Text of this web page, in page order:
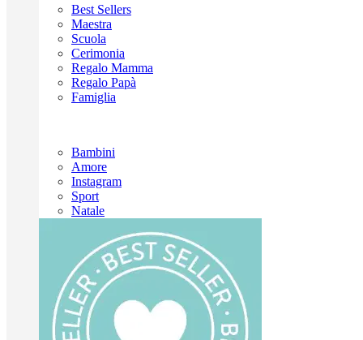
Best Sellers
Maestra
Scuola
Cerimonia
Regalo Mamma
Regalo Papà
Famiglia
Bambini
Amore
Instagram
Sport
Natale